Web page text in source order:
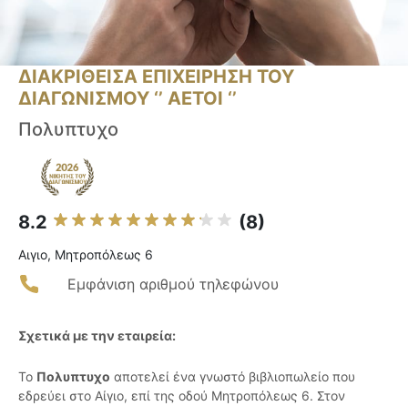
ΔΙΑΚΡΙΘΕΙΣΑ ΕΠΙΧΕΙΡΗΣΗ ΤΟΥ
ΔΙΑΓΩΝΙΣΜΟΥ ‘’ ΑΕΤΟΙ ‘’
Πολυπτυχο
8.2 (8)
Αιγιο, Μητροπόλεως 6
Εμφάνιση αριθμού τηλεφώνου
Σχετικά με την εταιρεία:
Το Πολυπτυχο αποτελεί ένα γνωστό βιβλιοπωλείο που
εδρεύει στο Αίγιο, επί της οδού Μητροπόλεως 6. Στον